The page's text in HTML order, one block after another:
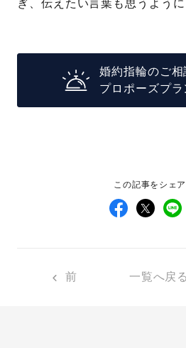
ぎ、伝えたい言葉も思うように
婚約指輪のご相
プロポーズプ
この記事をシェ
前 一覧へ戻る